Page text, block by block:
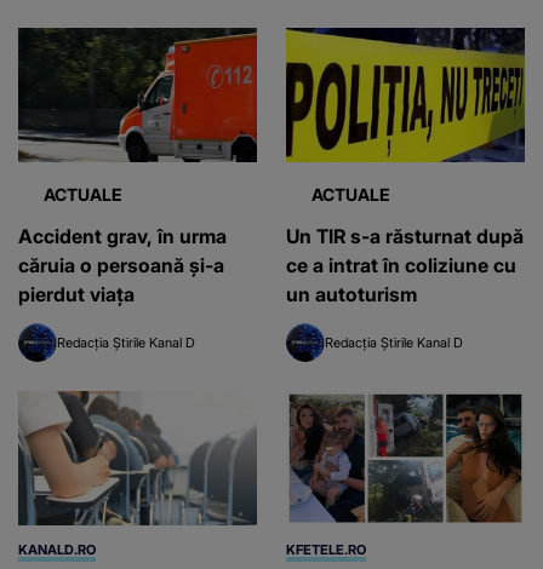
ACTUALE
Accident grav, în urma
căruia o persoană și-a
pierdut viața
Redacția Știrile Kanal D
ACTUALE
Un TIR s-a răsturnat după
ce a intrat în coliziune cu
un autoturism
Redacția Știrile Kanal D
KANALD.RO KFETELE.RO